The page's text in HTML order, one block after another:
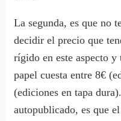
La segunda, es que no
decidir el precio que
rígido en este aspecto
papel cuesta entre 8€
(ediciones en tapa
autopublicado, es que